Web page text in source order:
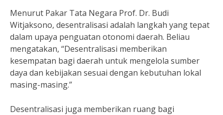
Menurut Pakar Tata Negara Prof. Dr. Budi
Witjaksono, desentralisasi adalah langkah yang tepat
dalam upaya penguatan otonomi daerah. Beliau
mengatakan, “Desentralisasi memberikan
kesempatan bagi daerah untuk mengelola sumber
daya dan kebijakan sesuai dengan kebutuhan lokal
masing-masing.”
Desentralisasi juga memberikan ruang bagi